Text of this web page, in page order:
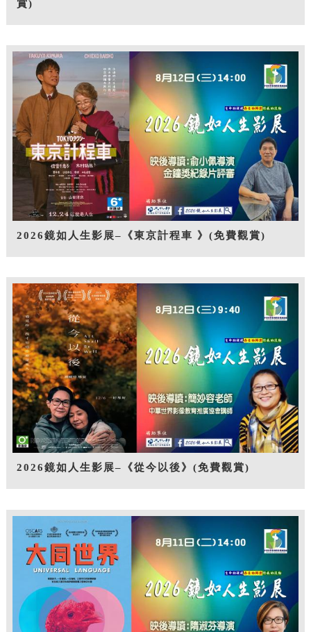
賞)
2026鏡如人生影展–《東京計程車 》(免費觀賞)
2026鏡如人生影展–《從今以後》(免費觀賞)